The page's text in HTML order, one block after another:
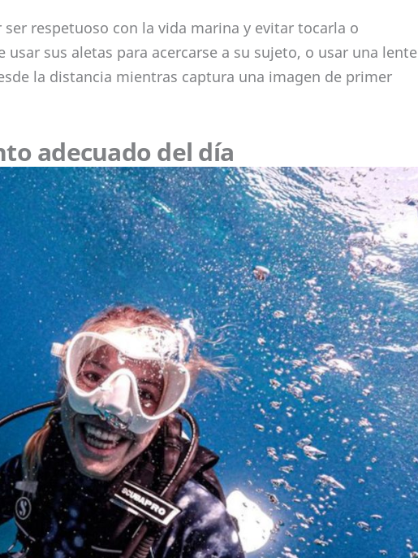
respetuoso con la vida marina y evitar tocarla o
sus aletas para acercarse a su sujeto, o usar una lente
la distancia mientras captura una imagen de primer
adecuado del día